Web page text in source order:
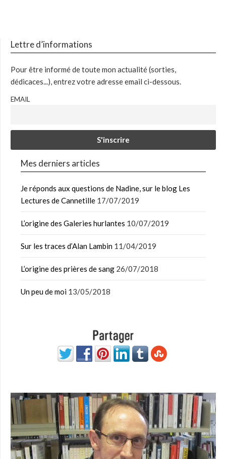
Lettre d’informations
Pour être informé de toute mon actualité (sorties,
dédicaces...), entrez votre adresse email ci-dessous.
EMAIL
Mes derniers articles
Je réponds aux questions de Nadine, sur le blog Les
Lectures de Cannetille 17/07/2019
L’origine des Galeries hurlantes 10/07/2019
Sur les traces d’Alan Lambin 11/04/2019
L’origine des prières de sang 26/07/2018
Un peu de moi 13/05/2018